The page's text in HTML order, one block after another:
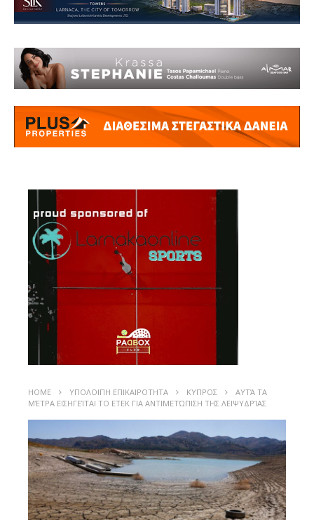
HOME ΥΠΟΛΟΙΠΗ ΕΠΙΚΑΙΡΟΤΗΤΑ ΚΥΠΡΟΣ
ΑΥΤΆ ΤΑ
ΜΈΤΡΑ ΕΙΣΗΓΕΊΤΑΙ ΤΟ ΕΤΕΚ ΓΙΑ ΑΝΤΙΜΕΤΏΠΙΣΗ ΤΗΣ ΛΕΙΨΥΔΡΊΑΣ